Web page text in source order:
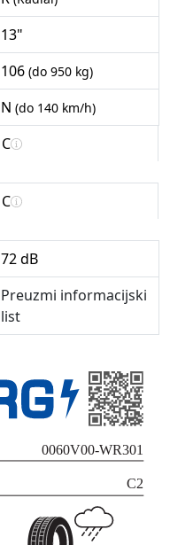
13"
106 (do 950 kg)
N (do 140 km/h)
C
C
72 dB
Preuzmi informacijski
list